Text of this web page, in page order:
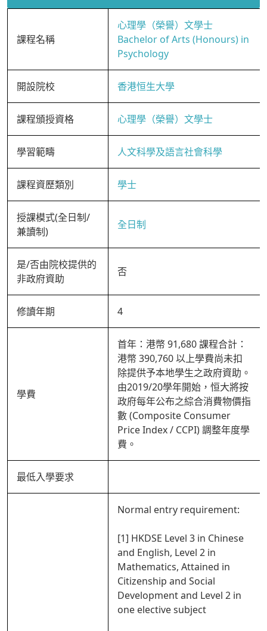
課程名稱
心理學（榮譽）文學士
Bachelor of Arts (Honours) in
Psychology
開設院校 香港恒生大學
課程頒授資格 心理學（榮譽）文學士
學習範疇 人文科學及語言社會科學
課程資歷類別 學士
授課模式(全日制/
兼讀制)
全日制
是/否由院校提供的
非政府資助
否
修讀年期 4
學費
首年：港幣 91,680 課程合計：
港幣 390,760 以上學費尚未扣
除提供予本地學生之政府資助。
由2019/20學年開始，恒大將按
政府每年公布之綜合消費物價指
數 (Composite Consumer
Price Index / CCPI) 調整年度學
費。
最低入學要求
Normal entry requirement:
[1] HKDSE Level 3 in Chinese
and English, Level 2 in
Mathematics, Attained in
Citizenship and Social
Development and Level 2 in
one elective subject